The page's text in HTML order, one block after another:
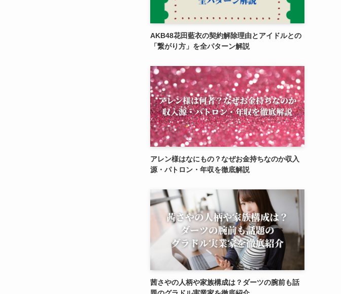
AKB48花田藍衣の契約解除理由とアイドルとの
「繋がり方」を全パターン解説
アレン様はなにもの？なぜお金持ちなのか収入
源・パトロン・年収を徹底解説
茜さやの人柄や家族構成は？ダーツの腕前も話